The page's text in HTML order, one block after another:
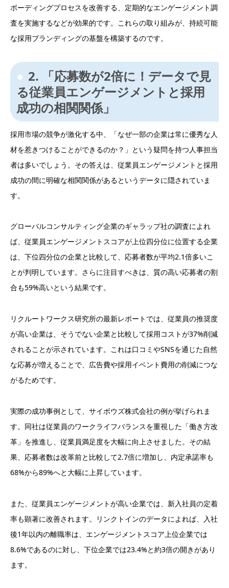
ボーディングプロセスを改善する、定期的なエンゲージメント調
査を実施するなどが効果的です。これらの取り組みが、持続可能
な採用ブランディングの基盤を構築するのです。
2. 「応募数が2倍に！データで見
る従業員エンゲージメントと採用
成功の相関関係」
採用市場の競争が激化する中、「なぜ一部の企業は常に優秀な人
材を惹きつけることができるのか？」という疑問を持つ人事担当
者は多いでしょう。その答えは、従業員エンゲージメントと採用
成功の間に明確な相関関係があるというデータに隠されていま
す。
グローバルコンサルティング企業のギャラップ社の調査によれ
ば、従業員エンゲージメントスコアが上位四分位に位置する企業
は、下位四分位の企業と比較して、応募者数が平均2.1倍多いこ
とが判明しています。さらに注目すべきは、質の高い応募者の割
合も59%高いという結果です。
リクルートワークス研究所の最新レポートでは、従業員の推奨度
が高い企業は、そうでない企業と比較して採用コストが37%削減
されることが示されています。これは口コミやSNSを通じた自然
な応募が増えることで、広告費や採用イベント費用の削減につな
がるためです。
実際の成功事例として、サイボウズ株式会社の例が挙げられま
す。同社は従業員のワークライフバランスを重視した「働き方改
革」を推進し、従業員満足度を大幅に向上させました。その結
果、応募者数は改革前と比較して2.7倍に増加し、内定承諾率も
68%から89%へと大幅に上昇しています。
また、従業員エンゲージメントが高い企業では、新入社員の定着
率も顕著に改善されます。リンクトインのデータによれば、入社
後1年以内の離職率は、エンゲージメントスコア上位企業では
8.6%であるのに対し、下位企業では23.4%と約3倍の開きがあり
ます。